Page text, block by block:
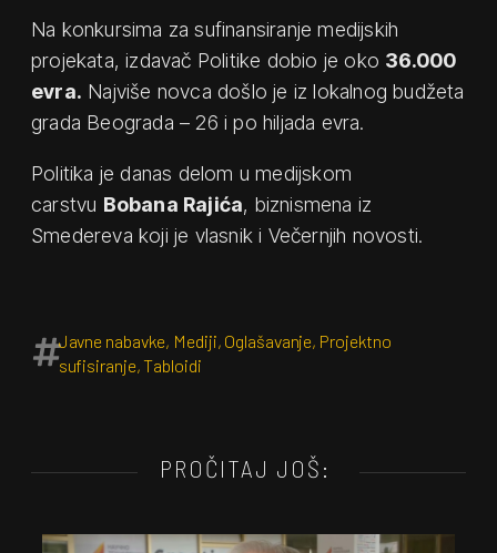
Na konkursima za sufinansiranje medijskih
projekata, izdavač Politike dobio je oko 36.000
evra. Najviše novca došlo je iz lokalnog budžeta
grada Beograda – 26 i po hiljada evra.
Politika je danas delom u medijskom
carstvu Bobana Rajića, biznismena iz
Smedereva koji je vlasnik i Večernjih novosti.
Javne nabavke, Mediji, Oglašavanje, Projektno
sufisiranje,Tabloidi
PROČITAJ JOŠ: